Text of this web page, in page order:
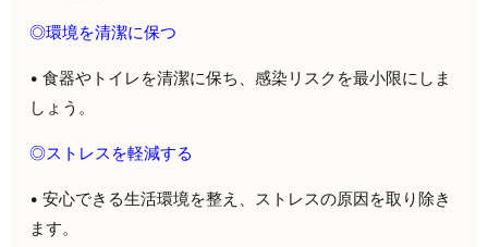
◎環境を清潔に保つ
• 食器やトイレを清潔に保ち、感染リスクを最小限にしま
しょう。
◎ストレスを軽減する
• 安心できる生活環境を整え、ストレスの原因を取り除き
ます。